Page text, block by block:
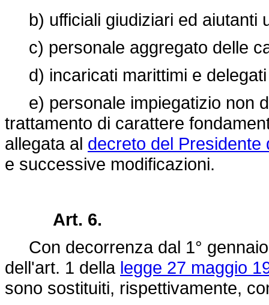
b) ufficiali giudiziari ed aiutanti
c) personale aggregato delle
d) incaricati marittimi e delegati
e) personale impiegatizio non
trattamento di carattere
allegata al decreto del Presidente
e successive modificazioni.
Art. 6.
Con decorrenza dal 1°
dell'art. 1 della legge 27 maggio
sono sostituiti, rispettivamente,